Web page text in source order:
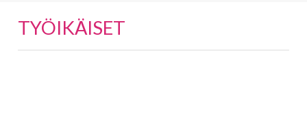
here:
TYÖIKÄISET